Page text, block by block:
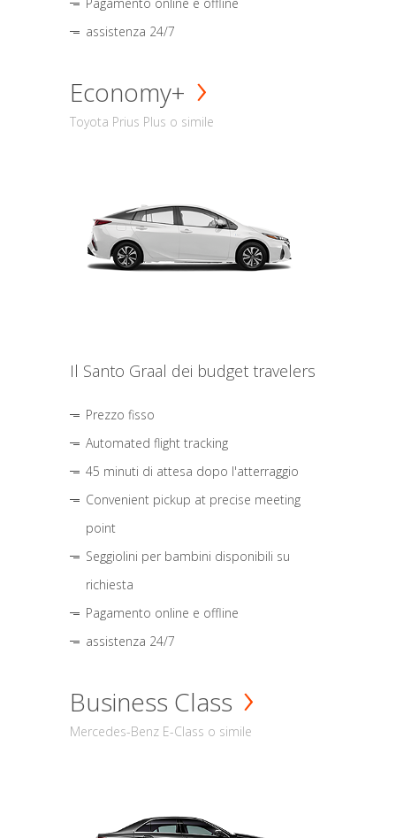
assistenza 24/7
Economy+
Toyota Prius Plus o simile
Il Santo Graal dei budget travelers
Prezzo fisso
Automated flight tracking
45 minuti di attesa dopo l'atterraggio
Convenient pickup at precise meeting
point
Seggiolini per bambini disponibili su
richiesta
Pagamento online e offline
assistenza 24/7
Business Class
Mercedes-Benz E-Class o simile